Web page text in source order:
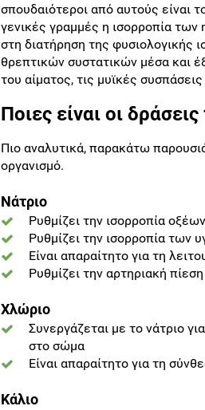
σπουδαιότεροι από αυτούς είναι
γενικές γραμμές η ισορροπία
στη διατήρηση της φυσιολογικής
θρεπτικών συστατικών μέσα και
του αίματος, τις μυϊκές
Ποιες είναι οι
Πιο αναλυτικά, παρακάτω
οργανισμό.
Νάτριο
Ρυθμίζει την ισορροπία
Ρυθμίζει την ισορροπία
Είναι απαραίτητο για τη
Ρυθμίζει την αρτηριακή πίεση
Χλώριο
Συνεργάζεται με το νάτριο
στο σώμα
Είναι απαραίτητο για τη
Κάλιο